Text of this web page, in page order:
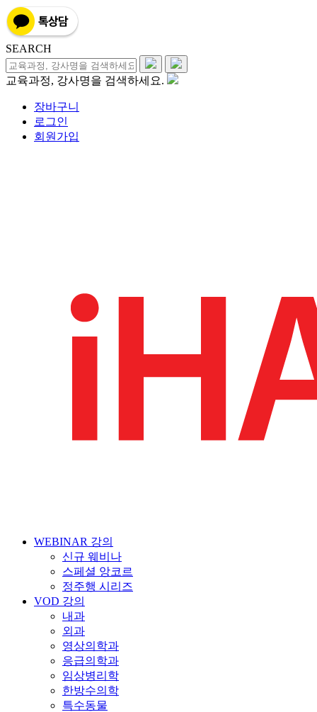
SEARCH
교육과정, 강사명을 검색하세요.
장바구니
로그인
회원가입
WEBINAR 강의
신규 웨비나
스페셜 앙코르
정주행 시리즈
VOD 강의
내과
외과
영상의학과
응급의학과
임상병리학
한방수의학
특수동물